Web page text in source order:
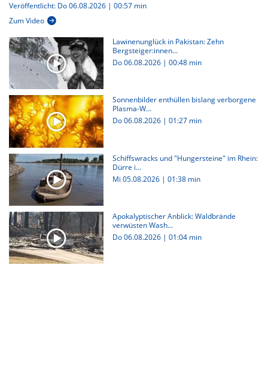
Veröffentlicht: Do 06.08.2026 | 00:57 min
Zum Video
Lawinenunglück in Pakistan: Zehn
Bergsteiger:innen...
Do 06.08.2026 | 00:48 min
Sonnenbilder enthüllen bislang verborgene
Plasma-W...
Do 06.08.2026 | 01:27 min
Schiffswracks und "Hungersteine" im Rhein:
Dürre i...
Mi 05.08.2026 | 01:38 min
Apokalyptischer Anblick: Waldbrände
verwüsten Wash...
Do 06.08.2026 | 01:04 min